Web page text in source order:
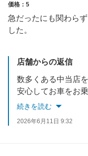
価格：5
急だったにも関わら
した。
店舗からの返信
数多くある中当店
安心してお車をお乗りいただく為、も
続きを読む
2026年6月11日 9:32